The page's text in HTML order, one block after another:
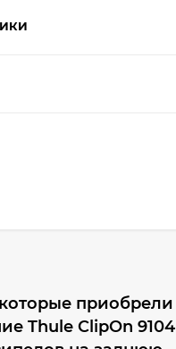
приобрели
Thule ClipOn 9104